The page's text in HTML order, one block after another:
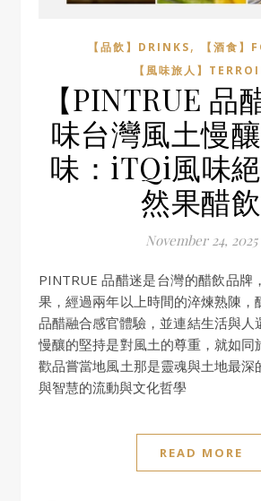
【品飲】DRINKS, 【酒食】
【風味旅人】
【PINTRUE 品
味台灣風土慢
味：iTQi風味
然果醋飲
November 24, 2025
PINTRUE 品醋迷是台灣的醋飲品牌，嚴選台灣在地水
果，經過兩年以上時間的淬煉熟陳，
品醋融合感官體驗，並連結生活與人
慢釀的堅持是對風土的尊重，就如同
歡品嘗當地風土那是靈魂與土地最深
與智慧的流動與文化哲學
READ MORE